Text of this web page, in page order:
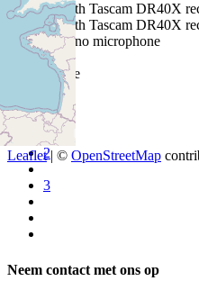
+
Leaflet| © OpenStreetMap
recorded with Tascam DR40X
recorded with Tascam DR40X
cardioid mono microphone
meer
Solyoub Lee
1
2
3
Neem contact met ons op